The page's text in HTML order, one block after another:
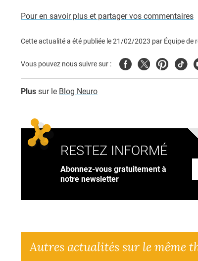
Pour en savoir plus et partager vos commentaires
Cette actualité a été publiée le21/02/2023 par Équipe de
Vous pouvez nous suivre sur : FacebookTwitterPinterest
Tiktok
Plus sur le Blog Neuro
RESTEZ INFORMÉ
Abonnez-vous gratuitement à
notre newsletter
Autres actualités sur le même